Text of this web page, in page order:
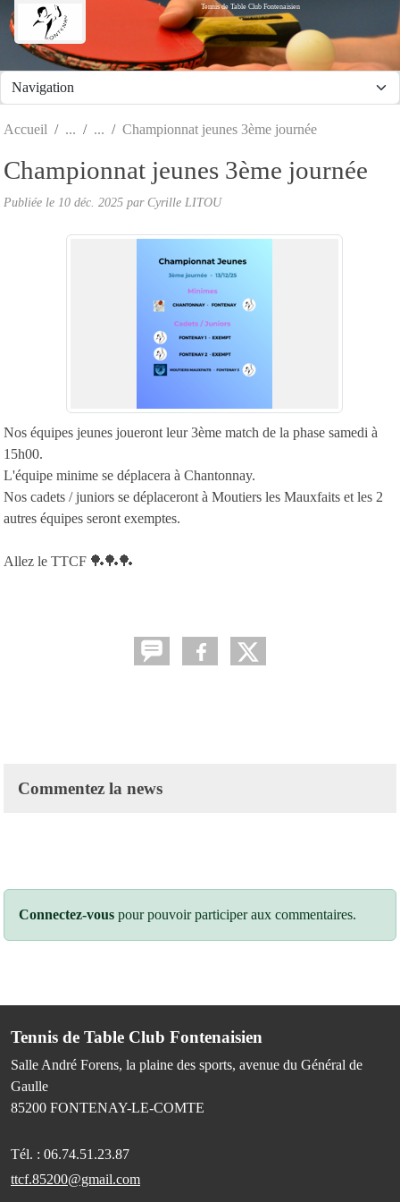
Tennis de Table Club Fontenaisien
Accueil Championnat jeunes 3ème journée
Championnat jeunes 3ème journée
Publiée le 10 déc. 2025 par Cyrille LITOU
Nos équipes jeunes joueront leur 3ème match de la phase samedi à
15h00.
L'équipe minime se déplacera à Chantonnay.
Nos cadets / juniors se déplaceront à Moutiers les Mauxfaits et les 2
autres équipes seront exemptes.
Allez le TTCF 🏓🏓🏓
Commentez la news
Connectez-vous pour pouvoir participer aux commentaires.
Tennis de Table Club Fontenaisien
Salle André Forens, la plaine des sports, avenue du Général de
Gaulle
85200 FONTENAY-LE-COMTE
Tél. : 06.74.51.23.87
ttcf.85200@gmail.com
Panneau de gestion des cookies